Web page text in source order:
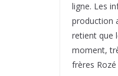
ligne. Les
production
retient que
moment,
frères Rozé